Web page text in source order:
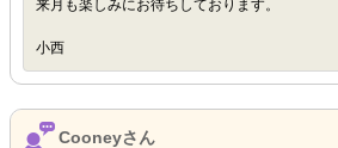
来月も楽しみにお待ちしております。
小西
Cooneyさん